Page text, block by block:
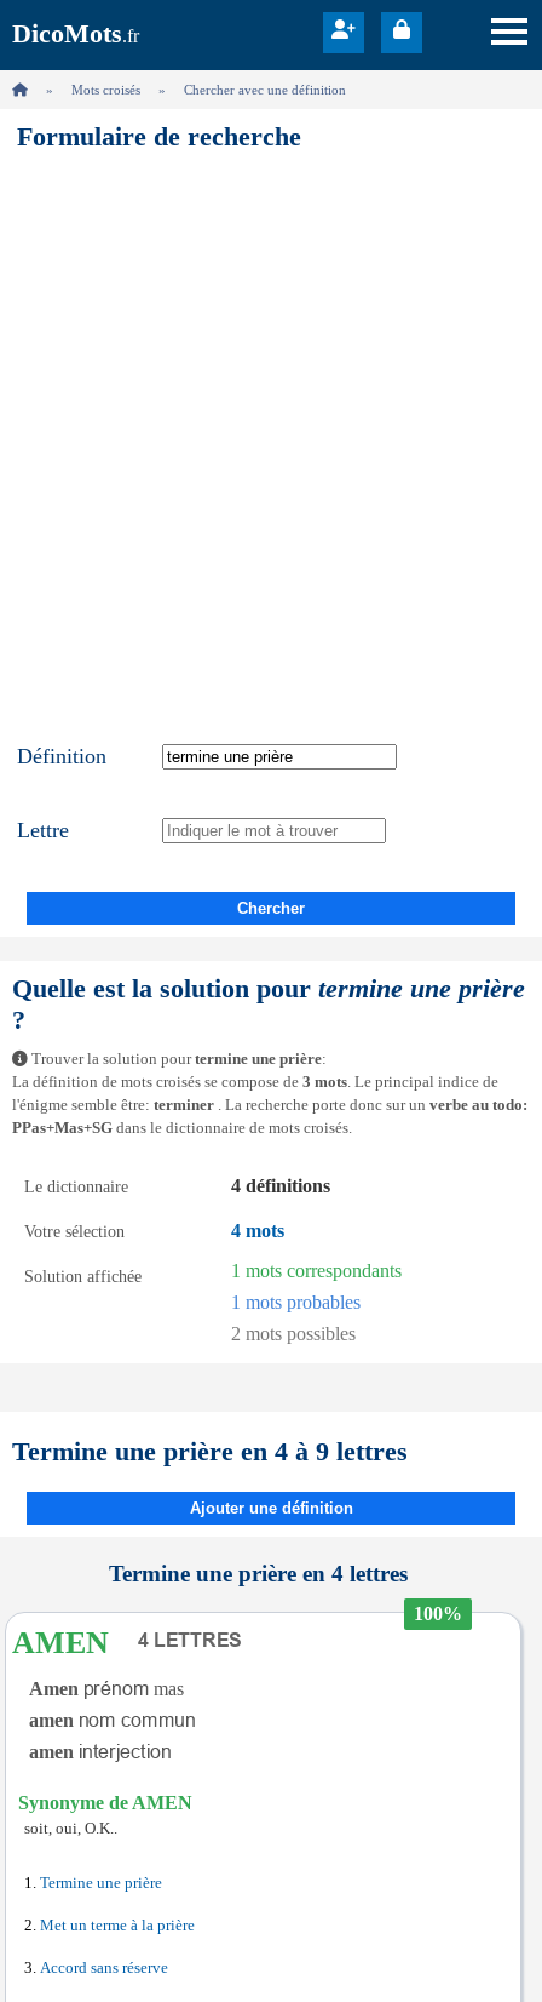
DicoMots.fr
Mots croisés Chercher avec une définition
Formulaire de recherche
Définition
Lettre
Chercher
Quelle est la solution pour termine une prière
?
Trouver la solution pourtermine une prière:
La définition de mots croisés se compose de 3 mots. Le principal indice de
l'énigme semble être: terminer . La recherche porte donc sur un verbe au todo:
PPas+Mas+SG dans le dictionnaire de mots croisés.
Le dictionnaire 4 définitions
Votre sélection 4 mots
Solution affichée
1 mots correspondants
1 mots probables
2 mots possibles
Termine une prière en 4 à 9 lettres
Ajouter une définition
Termine une prière en 4 lettres
100%
AMEN
Amen
mas
amen
amen
Synonyme de AMEN
soit, oui, O.K..
Termine une prière
Met un terme à la prière
Accord sans réserve